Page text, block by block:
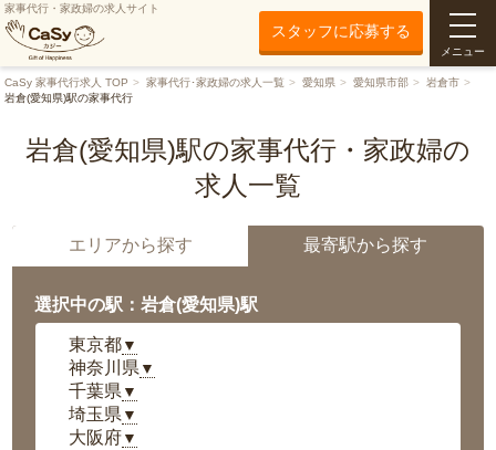
家事代行・家政婦の求人サイト
スタッフに応募する
メニュー
CaSy 家事代行求人 TOP 家事代行･家政婦の求人一覧 愛知県 愛知県市部
岩倉市
岩倉(愛知県)駅の家事代行
岩倉(愛知県)駅の家事代行・家政婦の
求人一覧
エリアから探す 最寄駅から探す
選択中の駅：岩倉(愛知県)駅
東京都▼
神奈川県 ▼
千葉県 ▼
埼玉県 ▼
大阪府▼